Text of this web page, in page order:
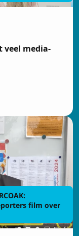
veel media-
film over